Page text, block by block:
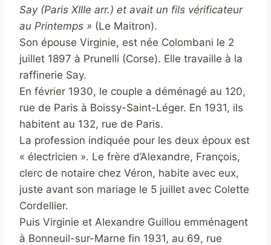
Say (Paris XIIIe arr.) et avait un fils vérificateur
au Printemps » (Le Maitron).
Son épouse Virginie, est née Colombani le 2
juillet 1897 à Prunelli (Corse). Elle travaille à la
raffinerie Say.
En février 1930, le couple a déménagé au 120,
rue de Paris à Boissy-Saint-Léger. En 1931, ils
habitent au 132, rue de Paris.
La profession indiquée pour les deux époux est
« électricien ». Le frère d’Alexandre, François,
clerc de notaire chez Véron, habite avec eux,
juste avant son mariage le 5 juillet avec Colette
Cordellier.
Puis Virginie et Alexandre Guillou emménagent
à Bonneuil-sur-Marne fin 1931, au 69, rue